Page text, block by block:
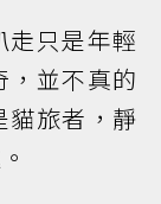
只是年輕
並不真的
貓旅者，靜